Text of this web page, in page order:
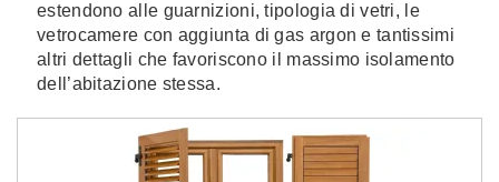
estendono alle guarnizioni, tipologia di vetri, le
vetrocamere con aggiunta di gas argon e tantissimi
altri dettagli che favoriscono il massimo isolamento
dell’abitazione stessa.